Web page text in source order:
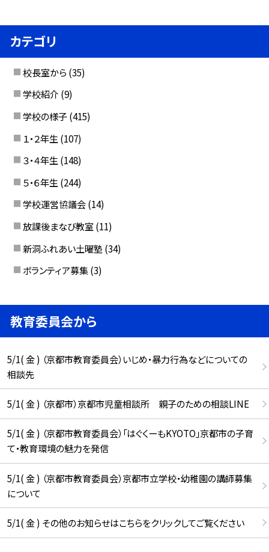
カテゴリ
校長室から (35)
学校紹介 (9)
学校の様子 (415)
１・２年生 (107)
３・４年生 (148)
５・６年生 (244)
学校運営協議会 (14)
放課後まなび教室 (11)
新洞ふれあい土曜塾 (34)
ボランティア募集 (3)
教育委員会から
5/1( 金 ) （京都市教育委員会）いじめ・暴力行為などについての
相談先
5/1( 金 ) （京都市）京都市児童相談所 親子のための相談LINE
5/1( 金 ) （京都市教育委員会）「はぐくーもKYOTO」京都市の子育
て・教育環境の魅力を発信
5/1( 金 ) （京都市教育委員会）京都市立学校・幼稚園の講師募集
について
5/1( 金 ) その他のお知らせはこちらをクリックしてご覧ください